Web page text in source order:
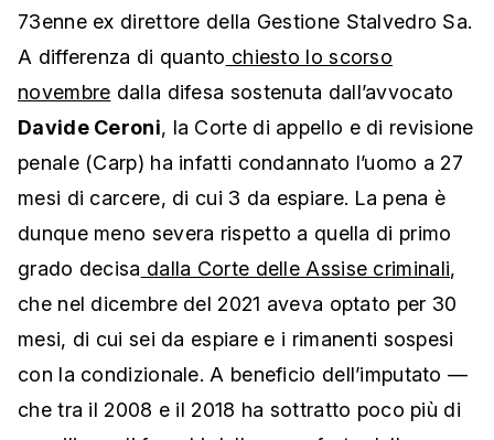
73enne ex direttore della Gestione Stalvedro Sa.
A differenza di quanto chiesto lo scorso
novembre dalla difesa sostenuta dall’avvocato
Davide Ceroni, la Corte di appello e di revisione
penale (Carp) ha infatti condannato l’uomo a 27
mesi di carcere, di cui 3 da espiare. La pena è
dunque meno severa rispetto a quella di primo
grado decisa dalla Corte delle Assise criminali,
che nel dicembre del 2021 aveva optato per 30
mesi, di cui sei da espiare e i rimanenti sospesi
con la condizionale. A beneficio dell’imputato —
che tra il 2008 e il 2018 ha sottratto poco più di